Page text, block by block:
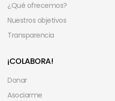
¿Qué ofrecemos?
Nuestros objetivos
Transparencia
¡COLABORA!
Donar
Asociarme